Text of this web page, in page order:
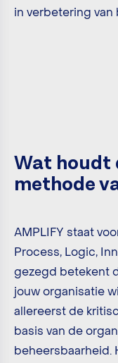
in verbetering van
Wat houdt
methode
AMPLIFY staat
Process, Logic,
gezegd betekent
jouw organisatie
allereerst de
basis van de
beheersbaarheid.